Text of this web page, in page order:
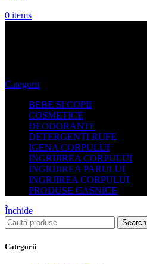
0 items
Categorii
BEBE SI COPII
COSMETICE
DEODORANTE
DETERGENTI RUFE
IGENA CORPULUI
INGRIJIREA CORPULUI
INGRIJIREA PARULUI
INGRJIREA CORPULUI
PRODUSE CASNICE
Închide
Search
Categorii